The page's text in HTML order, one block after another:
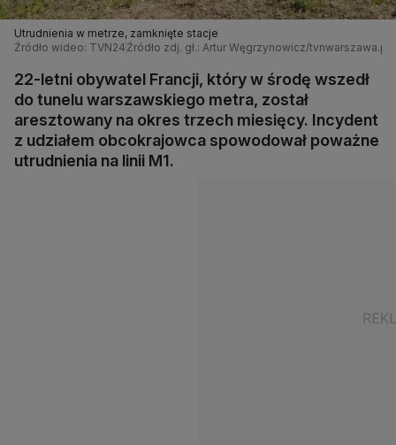
Utrudnienia w metrze, zamknięte stacje
Źródło wideo: TVN24 Źródło zdj. gł.: Artur Węgrzynowicz/tvnwarszawa.pl
22-letni obywatel Francji, który w środę wszedł
do tunelu warszawskiego metra, został
aresztowany na okres trzech miesięcy. Incydent
z udziałem obcokrajowca spowodował poważne
utrudnienia na linii M1.